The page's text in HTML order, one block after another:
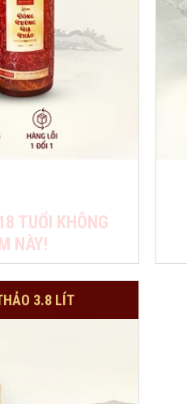
TUỔI KHÔNG
NÀY!
3.8 LÍT